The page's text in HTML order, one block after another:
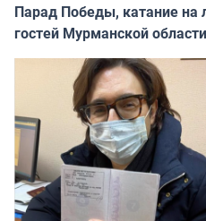
Парад Победы, катание
гостей Мурманской